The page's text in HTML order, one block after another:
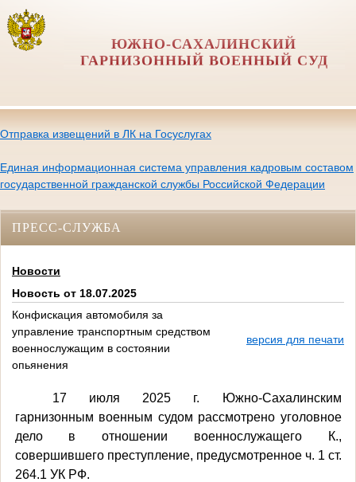
ЮЖНО-САХАЛИНСКИЙ
ГАРНИЗОННЫЙ ВОЕННЫЙ СУД
Отправка извещений в ЛК на Госуслугах
Единая информационная система управления кадровым составом
государственной гражданской службы Российской Федерации
ПРЕСС-СЛУЖБА
Новости
Новость от 18.07.2025
Конфискация автомобиля за
управление транспортным средством
военнослужащим в состоянии
опьянения
версия для печати
17 июля 2025 г. Южно-Сахалинским
гарнизонным военным судом рассмотрено уголовное
дело в отношении военнослужащего К.,
совершившего преступление, предусмотренное ч. 1 ст.
264.1 УК РФ.